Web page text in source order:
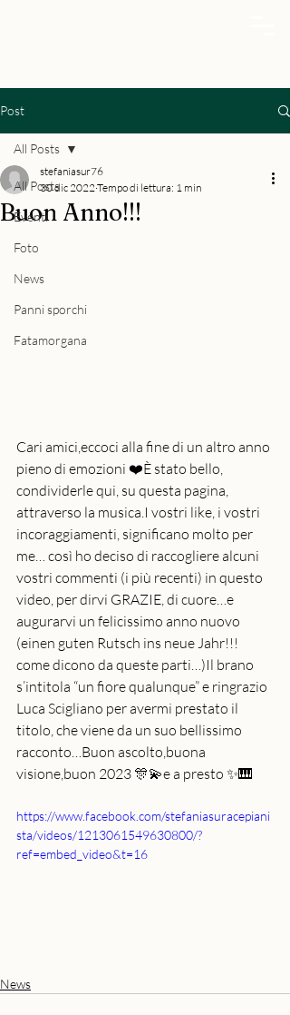
Post
All Posts
Eventi
Foto
News
Panni sporchi
Fatamorgana
All Posts
Buon Anno!!!
stefaniasur76
30 dic 2022Tempo di lettura: 1 min
Cari amici,eccoci alla fine di un altro anno
pieno di emozioni ❤️È stato bello,
condividerle qui, su questa pagina,
attraverso la musica.I vostri like, i vostri
incoraggiamenti, significano molto per
me… così ho deciso di raccogliere alcuni
vostri commenti (i più recenti) in questo
video, per dirvi GRAZIE, di cuore…e
augurarvi un felicissimo anno nuovo
(einen guten Rutsch ins neue Jahr!!!
come dicono da queste parti…)Il brano
s’intitola “un fiore qualunque” e ringrazio
Luca Scigliano per avermi prestato il
titolo, che viene da un suo bellissimo
racconto…Buon ascolto,buona
visione,buon 2023 🎊💫e a presto ✨🎹
https://www.facebook.com/stefaniasuracepiani
sta/videos/1213061549630800/?
ref=embed_video&t=16
News